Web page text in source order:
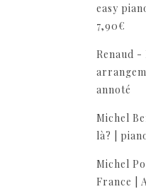
easy
7,90€
Renaud -
annoté
Michel
là? |
Michel
France |